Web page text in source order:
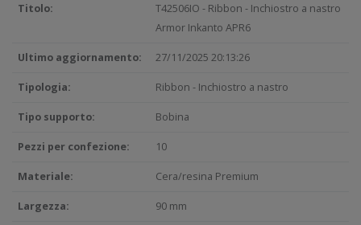
Titolo:
T42506IO - Ribbon - Inchiostro a nastro
Armor Inkanto APR6
Ultimo aggiornamento: 27/11/2025 20:13:26
Tipologia: Ribbon - Inchiostro a nastro
Tipo supporto: Bobina
Pezzi per confezione: 10
Materiale: Cera/resina Premium
Largezza: 90 mm